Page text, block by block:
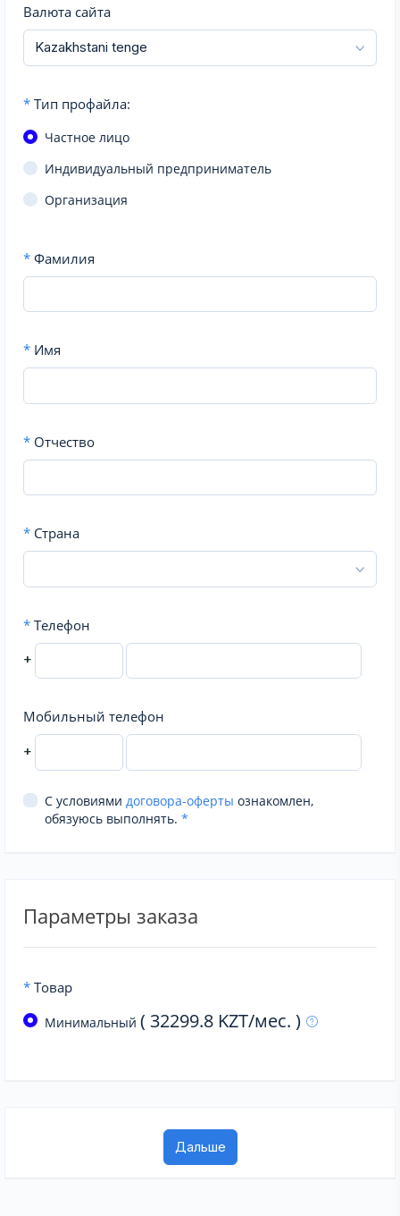
Валюта сайта
* Тип профайла:
Частное лицо
Индивидуальный предприниматель
Организация
* Фамилия
* Имя
* Отчество
* Страна
* Телефон
+
Мобильный телефон
+
С условиями договора-оферты ознакомлен,
обязуюсь выполнять. *
Параметры заказа
* Товар
Минимальный ( 32299.8 KZT/мес. )